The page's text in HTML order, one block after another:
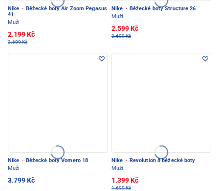
Nike · Běžecké boty Air Zoom Pegasus
41
Muži
2.199 Kč
3.699 Kč
Nike · Běžecké boty Structure 26
Muži
2.599 Kč
3.699 Kč
Nike · Běžecké boty Vomero 18
Muži
3.799 Kč
Nike · Revolution 8 běžecké boty
Muži
1.399 Kč
1.699 Kč